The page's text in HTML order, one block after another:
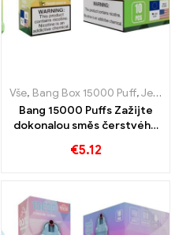
,
Vše, Bang Box 15000 Puff,Jednorázové e-cigarety Švédsko
Bang 15000 Puffs Zažijte
dokonalou směs čerstvého
kokosu
€5.12